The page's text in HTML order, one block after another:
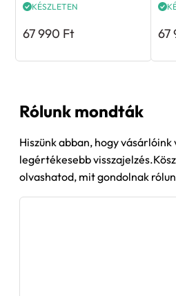
KÉSZLETEN
67 990 Ft 67
Rólunk mondták
Hiszünk abban, hogy
legértékesebb
olvashatod, mit gondolnak